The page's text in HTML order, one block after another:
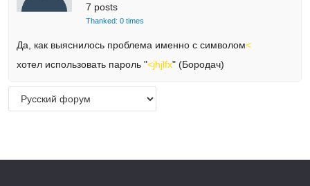
7 posts
Thanked: 0 times
Да, как выяснилось проблема именно с символом<
хотел использовать пароль "<jhjlfx" (Бородач)